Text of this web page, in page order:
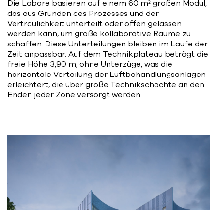
Die Labore basieren auf einem 60 m² großen Modul,
das aus Gründen des Prozesses und der
Vertraulichkeit unterteilt oder offen gelassen
werden kann, um große kollaborative Räume zu
schaffen. Diese Unterteilungen bleiben im Laufe der
Zeit anpassbar. Auf dem Technikplateau beträgt die
freie Höhe 3,90 m, ohne Unterzüge, was die
horizontale Verteilung der Luftbehandlungsanlagen
erleichtert, die über große Technikschächte an den
Enden jeder Zone versorgt werden.